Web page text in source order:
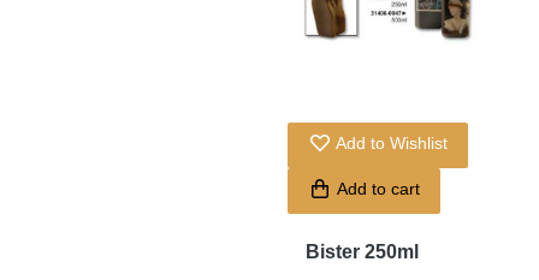
Add to Wishlist
Add to cart
Bister 250ml